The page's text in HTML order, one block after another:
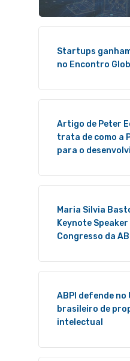
Startups
no Encontro
Artigo de Peter
trata de como a
para o
Maria Silvia
Keynote
Congresso da
ABPI defende no
brasileiro de
intelectual